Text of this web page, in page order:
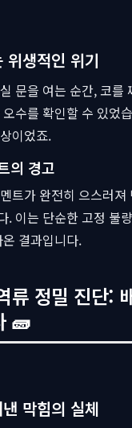
위생적인 위기
문을 여는 순간, 코를
수를 확인할 수 있었
이었죠.
의 경고
트가 완전히 으스러져
. 이는 단순한 고정 불
결과입니다.
류 정밀 진단:
🧱
막힘의 실체